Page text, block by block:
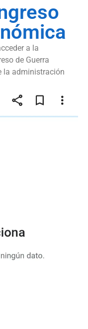
a la
de Guerra
la administración